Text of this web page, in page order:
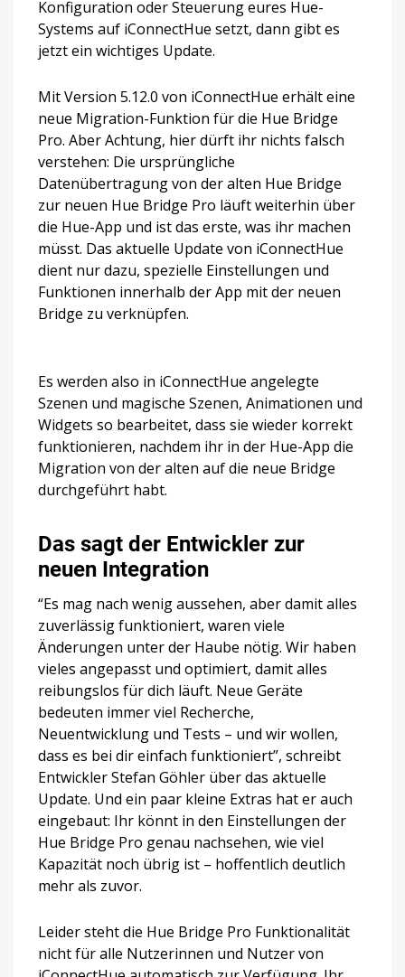
Konfiguration oder Steuerung eures Hue-
Systems auf iConnectHue setzt, dann gibt es
jetzt ein wichtiges Update.
Mit Version 5.12.0 von iConnectHue erhält eine
neue Migration-Funktion für die Hue Bridge
Pro. Aber Achtung, hier dürft ihr nichts falsch
verstehen: Die ursprüngliche
Datenübertragung von der alten Hue Bridge
zur neuen Hue Bridge Pro läuft weiterhin über
die Hue-App und ist das erste, was ihr machen
müsst. Das aktuelle Update von iConnectHue
dient nur dazu, spezielle Einstellungen und
Funktionen innerhalb der App mit der neuen
Bridge zu verknüpfen.
Es werden also in iConnectHue angelegte
Szenen und magische Szenen, Animationen und
Widgets so bearbeitet, dass sie wieder korrekt
funktionieren, nachdem ihr in der Hue-App die
Migration von der alten auf die neue Bridge
durchgeführt habt.
Das sagt der Entwickler zur
neuen Integration
“Es mag nach wenig aussehen, aber damit alles
zuverlässig funktioniert, waren viele
Änderungen unter der Haube nötig. Wir haben
vieles angepasst und optimiert, damit alles
reibungslos für dich läuft. Neue Geräte
bedeuten immer viel Recherche,
Neuentwicklung und Tests – und wir wollen,
dass es bei dir einfach funktioniert”, schreibt
Entwickler Stefan Göhler über das aktuelle
Update. Und ein paar kleine Extras hat er auch
eingebaut: Ihr könnt in den Einstellungen der
Hue Bridge Pro genau nachsehen, wie viel
Kapazität noch übrig ist – hoffentlich deutlich
mehr als zuvor.
Leider steht die Hue Bridge Pro Funktionalität
nicht für alle Nutzerinnen und Nutzer von